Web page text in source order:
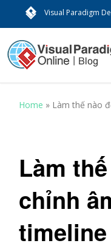
Visual Paradigm
Home » Làm thế nào
Làm
chỉnh
timeline